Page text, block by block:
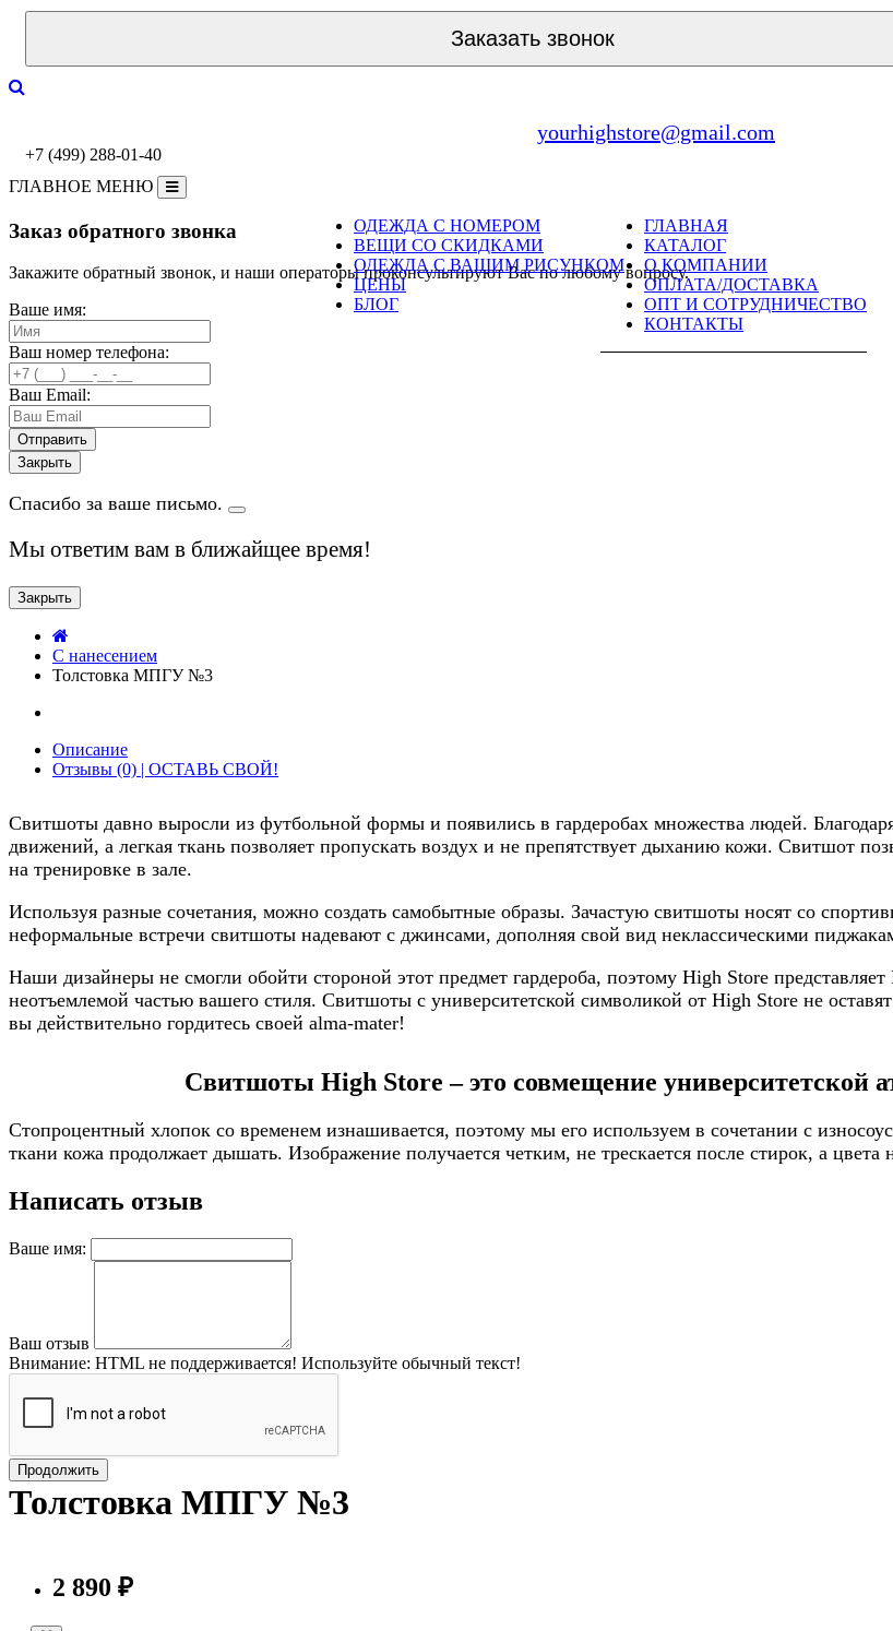
Заказать звонок
yourhighstore@gmail.com
+7 (499) 288-01-40
ГЛАВНОЕ МЕНЮ
ГЛАВНАЯ
КАТАЛОГ
О КОМПАНИИ
ОПЛАТА/ДОСТАВКА
ОПТ И СОТРУДНИЧЕСТВО
КОНТАКТЫ
ОДЕЖДА С НОМЕРОМ
ВЕЩИ СО СКИДКАМИ
ОДЕЖДА С ВАШИМ РИСУНКОМ
ЦЕНЫ
БЛОГ
Заказ обратного звонка
Закажите обратный звонок, и наши операторы проконсультируют Вас по любому вопросу.
Ваше имя:
Ваш номер телефона:
Ваш Email:
Закрыть
Спасибо за ваше письмо.
Мы ответим вам в ближайщее время!
Закрыть
C нанесением
Толстовка МПГУ №3
Описание
Отзывы (0) | ОСТАВЬ СВОЙ!
Свитшоты давно выросли из футбольной формы и появились в гардеробах множества людей.
движений, а легкая ткань позволяет пропускать воздух и не препятствует дыханию кожи. Свитшот
на тренировке в зале.
Используя разные сочетания, можно создать самобытные образы. Зачастую свитшоты носят со
неформальные встречи свитшоты надевают с джинсами, дополняя свой вид неклассическими
Наши дизайнеры не смогли обойти стороной этот предмет гардероба, поэтому High Store
неотъемлемой частью вашего стиля. Свитшоты с университетской символикой от High Store не
вы действительно гордитесь своей alma-mater!
Свитшоты High Store – это совмещение университетской
Стопроцентный хлопок со временем изнашивается, поэтому мы его используем в сочетании с
ткани кожа продолжает дышать. Изображение получается четким, не трескается после стирок, а
Написать отзыв
Ваше имя:
Ваш отзыв
Внимание: HTML не поддерживается! Используйте обычный текст!
Продолжить
Толстовка МПГУ №3
2 890 ₽